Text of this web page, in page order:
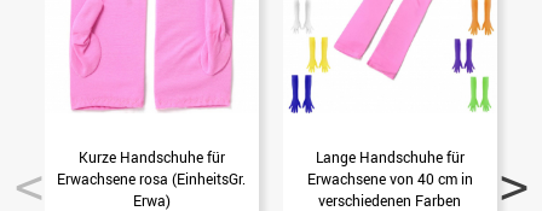
Kurze Handschuhe für
Erwachsene rosa (EinheitsGr.
Erwa)
Lange Handschuhe für
Erwachsene von 40 cm in
verschiedenen Farben